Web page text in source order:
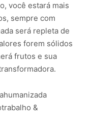
você estará mais
sempre com
será repleta de
forem sólidos
frutos e sua
&